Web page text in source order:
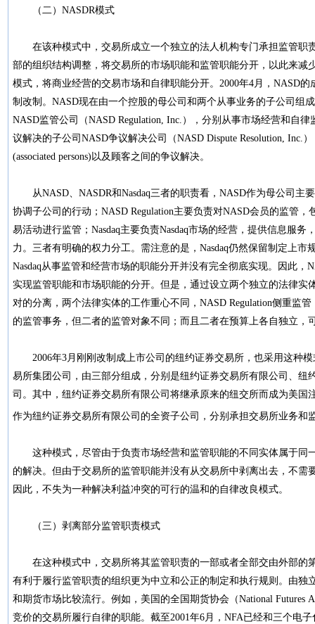
（二）NASDR模式
在该种模式中，交易所成立一个独立的法人机构专门承担监管职
部的组织结构调整，将交易所的市场职能和监管职能分开，以此来减
模式，将商业经营的交易市场和自律职能分开。2000年4月，NASD
制改制。NASD现在由一个控股的母公司和两个从事业务的子公司组
NASD监管公司（NASD Regulation, Inc.），分别从事市场经营和自
议解决的子公司NASD争议解决公司（NASD Dispute Resolution, Inc.
(associated persons)以及顾客之间的争议解决。
从NASD、NASDR和Nasdaq三者的职责看，NASD作为母公司主
协调子公司的行动；NASD Regulation主要负责对NASD会员的监管，
易活动进行监管；Nasdaq主要负责Nasdaq市场的经营，提供信息服
力。三者有明确的权力分工。需注意的是，Nasdaq仍然保留制定上市
Nasdaq从事监管和经营市场的职能分开并没有完全彻底实现。因此
实现监管职能和市场职能的分开。但是，通过设立两个独立的法律实
对的分离，两个法律实体的工作重心不同，NASD Regulation侧重监管
的监管事务，但二者的监管对象不同；而且二者在预算上各自独立
2006年3月刚刚改制成上市公司的纽约证券交易所，也采用这种模
易所集团公司，由三部分组成，分别是纽约证券交易所有限公司、纽
司。其中，纽约证券交易所有限公司将继承原来的纽交所而成为美国
作为纽约证券交易所有限公司的全资子公司，分别承担交易所业务和
这种模式，尽管由于负责市场经营和监管职能的不同实体属于同
的解决。但由于交易所的监管职能并没有从交易所中剥离出去，不需
因此，不失为一种解决利益冲突的可行的温和的自律改良模式。
（三）剥离部分监管职责模式
在这种模式中，交易所将其监管职责的一部或者全部交由外部的
有利于履行监管职责的组织更为中立和公正的制定和执行规则。由独
和期货市场比较流行。例如，美国的全国期货协会（National Futures
竞价的交易所履行自律的职能。截至2001年6月，NFA已经和三个电